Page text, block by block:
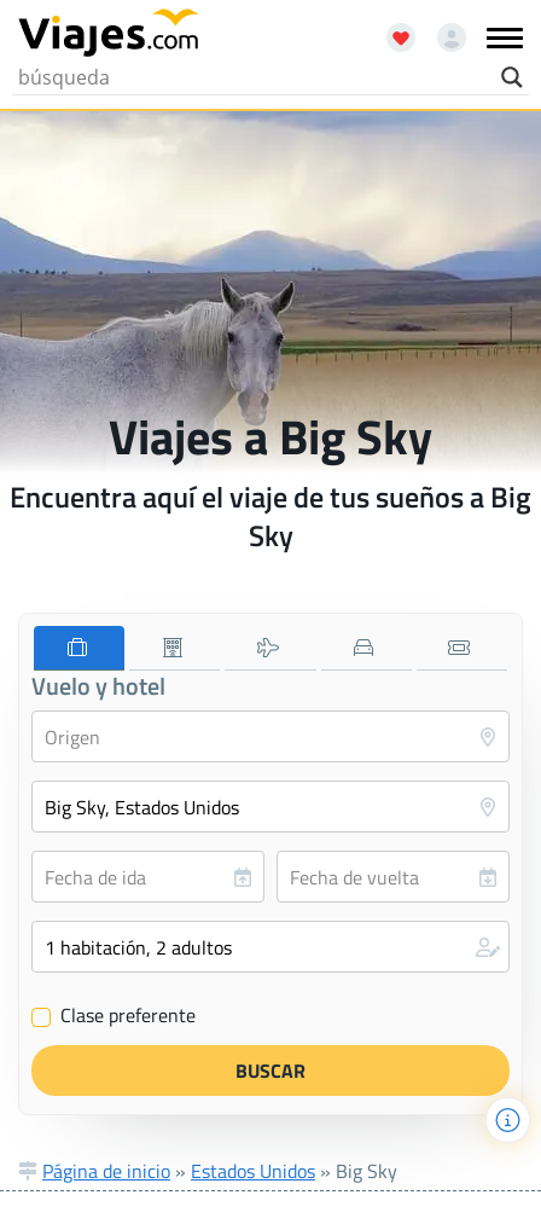
Viajes a Big Sky
Encuentra aquí el viaje de tus sueños a Big
Sky
Vuelo y hotel
✔ Clase preferente
Página de inicio » Estados Unidos » Big Sky